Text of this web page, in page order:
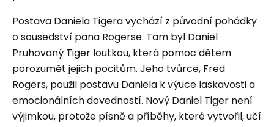
Postava Daniela Tigera vychází z původní pohádky
o sousedství pana Rogerse. Tam byl Daniel
Pruhovaný Tiger loutkou, která pomoc dětem
porozumět jejich pocitům. Jeho tvůrce, Fred
Rogers, použil postavu Daniela k výuce laskavosti a
emocionálních dovedností. Nový Daniel Tiger není
výjimkou, protože písně a příběhy, které vytvořil, učí